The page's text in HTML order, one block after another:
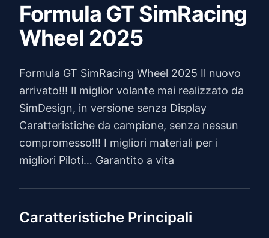
Formula GT SimRacing
Wheel 2025
Formula GT SimRacing Wheel 2025 Il nuovo
arrivato!!! Il miglior volante mai realizzato da
SimDesign, in versione senza Display
Caratteristiche da campione, senza nessun
compromesso!!! I migliori materiali per i
migliori Piloti… Garantito a vita
Caratteristiche Principali